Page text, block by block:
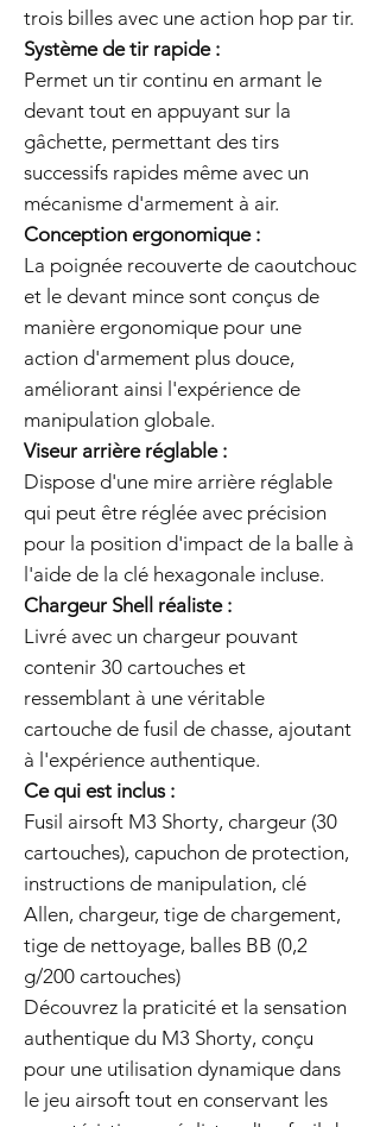
trois billes avec une action hop par tir.
Système de tir rapide :
Permet un tir continu en armant le
devant tout en appuyant sur la
gâchette, permettant des tirs
successifs rapides même avec un
mécanisme d'armement à air.
Conception ergonomique :
La poignée recouverte de caoutchouc
et le devant mince sont conçus de
manière ergonomique pour une
action d'armement plus douce,
améliorant ainsi l'expérience de
manipulation globale.
Viseur arrière réglable :
Dispose d'une mire arrière réglable
qui peut être réglée avec précision
pour la position d'impact de la balle à
l'aide de la clé hexagonale incluse.
Chargeur Shell réaliste :
Livré avec un chargeur pouvant
contenir 30 cartouches et
ressemblant à une véritable
cartouche de fusil de chasse, ajoutant
à l'expérience authentique.
Ce qui est inclus :
Fusil airsoft M3 Shorty, chargeur (30
cartouches), capuchon de protection,
instructions de manipulation, clé
Allen, chargeur, tige de chargement,
tige de nettoyage, balles BB (0,2
g/200 cartouches)
Découvrez la praticité et la sensation
authentique du M3 Shorty, conçu
pour une utilisation dynamique dans
le jeu airsoft tout en conservant les